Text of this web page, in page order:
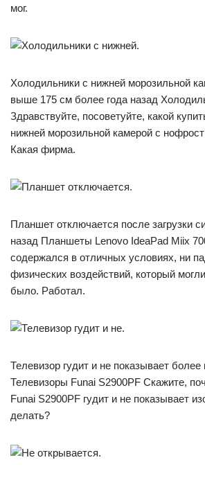
мог.
Холодильники с нижней морозильной
выше 175 см более года назад
Здравствуйте, посоветуйте, какой
нижней морозильной камерой с
Какая фирма.
Планшет отключается после загрузки
назад Планшеты Lenovo IdeaPad Miix
содержался в отличных условиях, ни
физических воздействий, который
было. Работал.
Телевизор гудит и не показывает более
Телевизоры Funai S2900PF Скажите,
Funai S2900PF гудит и не показывает
делать?